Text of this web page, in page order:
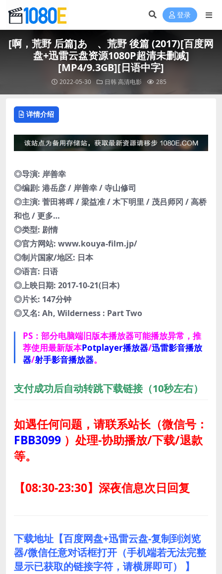
登录
[啊，荒野 后篇]あゝ、荒野 後篇 (2017)[百度网
盘+迅雷云盘资源1080P超清未删减]
[MP4/9.3GB][日语中字]
2022-05-30 日韩 高清电影 285
详情介绍
◎导演: 岸善幸
◎编剧: 港岳彦 / 岸善幸 / 寺山修司
◎主演: 菅田将晖 / 梁益准 / 木下明里 / 茂吕师冈 / 高桥
和也 / 更多…
◎类型: 剧情
◎官方网站: www.kouya-film.jp/
◎制片国家/地区: 日本
◎语言: 日语
◎上映日期: 2017-10-21(日本)
◎片长: 147分钟
◎又名: Ah, Wilderness : Part Two
PS：部分电脑端旧版本播放器可能播放异常，推
荐使用最新版本Potplayer播放器/迅雷影音播放
器/射手影音播放器。
支付成功后自动转跳下载链接（10秒左右）
如遇任何问题，请联系站长（微信号：
FBB3099 ） 处理-协助播放/下载/退款
等。
【08:30-23:30】深夜信息次日回复
下载地址【百度网盘+迅雷云盘-复制到浏览
器/微信任意对话框打开（手机端若无法完整
显示已获取的链接字符，请横屏即可） 】